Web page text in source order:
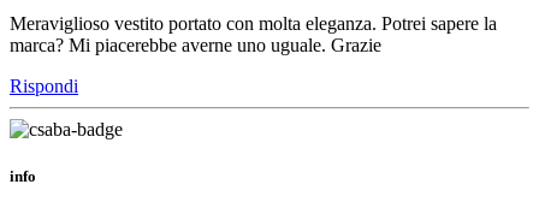
Meraviglioso vestito portato con molta eleganza. Potrei sapere la
marca? Mi piacerebbe averne uno uguale. Grazie
Rispondi
info